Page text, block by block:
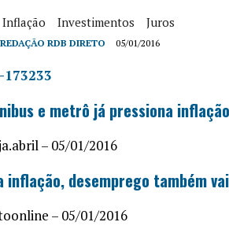
Inflação Investimentos Juros
REDAÇÃO RDB DIRETO 05/01/2016
e metrô já pressiona inflação
– 05/01/2016
inflação, desemprego também
– 05/01/2016